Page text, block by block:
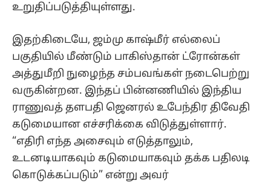
உறுதிப்படுத்தியுள்ளது.
இதற்கிடையே, ஜம்மு காஷ்மீர் எல்லைப்
பகுதியில் மீண்டும் பாகிஸ்தான் ட்ரோன்கள்
அத்துமீறி நுழைந்த சம்பவங்கள் நடைபெற்று
வருகின்றன. இந்தப் பின்னணியில் இந்திய
ராணுவத் தளபதி ஜெனரல் உபேந்திர திவேதி
கடுமையான எச்சரிக்கை விடுத்துள்ளார்.
“எதிரி எந்த அசைவும் எடுத்தாலும்,
உடனடியாகவும் கடுமையாகவும் தக்க பதிலடி
கொடுக்கப்படும்” என்று அவர்